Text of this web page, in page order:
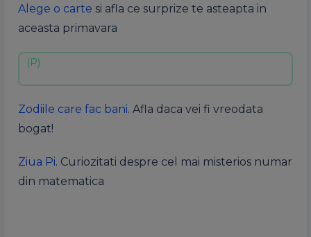
Alege o carte si afla ce surprize te asteapta in
aceasta primavara
Zodiile care fac bani. Afla daca vei fi vreodata
bogat!
Ziua Pi. Curiozitati despre cel mai misterios numar
din matematica